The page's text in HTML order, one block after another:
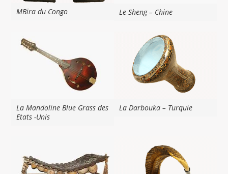
MBira du Congo Le Sheng – Chine
La Mandoline Blue Grass des
Etats -Unis
La Darbouka – Turquie